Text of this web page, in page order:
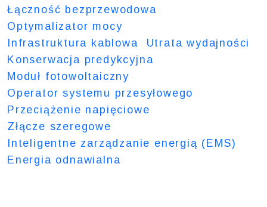
Łączność bezprzewodowa
Optymalizator mocy
Infrastruktura kablowa
Utrata wydajności
Konserwacja predykcyjna
Moduł fotowoltaiczny
Operator systemu przesyłowego
Przeciążenie napięciowe
Złącze szeregowe
Inteligentne zarządzanie energią (EMS)
Energia odnawialna